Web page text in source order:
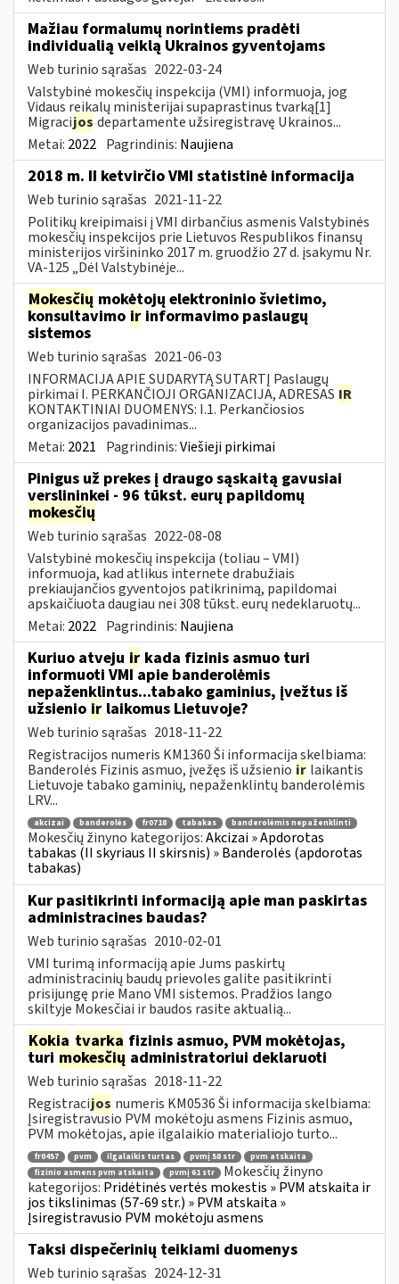
Mažiau formalumų norintiems pradėti
individualią veiklą Ukrainos gyventojams
Web turinio sąrašas 2022-03-24
Valstybinė mokesčių inspekcija (VMI) informuoja, jog
Vidaus reikalų ministerijai supaprastinus tvarką[1]
Migracijos departamente užsiregistravę Ukrainos...
Metai: 2022 Pagrindinis: Naujiena
2018 m. II ketvirčio VMI statistinė informacija
Web turinio sąrašas 2021-11-22
Politikų kreipimaisi į VMI dirbančius asmenis Valstybinės
mokesčių inspekcijos prie Lietuvos Respublikos finansų
ministerijos viršininko 2017 m. gruodžio 27 d. įsakymu Nr.
VA-125 „Dėl Valstybinėje...
Mokesčių mokėtojų elektroninio švietimo,
konsultavimo ir informavimo paslaugų
sistemos
Web turinio sąrašas 2021-06-03
INFORMACIJA APIE SUDARYTĄ SUTARTĮ Paslaugų
pirkimai I. PERKANČIOJI ORGANIZACIJA, ADRESAS IR
KONTAKTINIAI DUOMENYS: I.1. Perkančiosios
organizacijos pavadinimas...
Metai: 2021 Pagrindinis:Viešieji pirkimai
Pinigus už prekes į draugo sąskaitą gavusiai
verslininkei - 96 tūkst. eurų papildomų
mokesčių
Web turinio sąrašas 2022-08-08
Valstybinė mokesčių inspekcija (toliau – VMI)
informuoja, kad atlikus internete drabužiais
prekiaujančios gyventojos patikrinimą, papildomai
apskaičiuota daugiau nei 308 tūkst. eurų nedeklaruotų...
Metai: 2022 Pagrindinis: Naujiena
Kuriuo atveju ir kada fizinis asmuo turi
informuoti VMI apie banderolėmis
nepaženklintus...tabako gaminius, įvežtus iš
užsienio ir laikomus Lietuvoje?
Web turinio sąrašas 2018-11-22
Registracijos numeris KM1360 Ši informacija skelbiama:
Banderolės Fizinis asmuo, įvežęs iš užsienio ir laikantis
Lietuvoje tabako gaminių, nepaženklintų banderolėmis
LRV...
akcizai banderolės fr0718 tabakas banderolėmis nepaženklinti
Mokesčių žinyno kategorijos:Akcizai » Apdorotas
tabakas (II skyriaus II skirsnis) » Banderolės (apdorotas
tabakas)
Kur pasitikrinti informaciją apie man paskirtas
administracines baudas?
Web turinio sąrašas 2010-02-01
VMI turimą informaciją apie Jums paskirtų
administracinių baudų prievoles galite pasitikrinti
prisijungę prie Mano VMI sistemos. Pradžios lango
skiltyje Mokesčiai ir baudos rasite aktualią...
Kokia tvarka fizinis asmuo, PVM mokėtojas,
turimokesčių administratoriui deklaruoti
Web turinio sąrašas 2018-11-22
Registracijos numeris KM0536 Ši informacija skelbiama:
Įsiregistravusio PVM mokėtoju asmens Fizinis asmuo,
PVM mokėtojas, apie ilgalaikio materialiojo turto...
fr0457 pvm ilgalaikis turtas pvmį 58 str
pvm atskaita
fizinio asmens pvm atskaita
pvmį 61 str
Mokesčių žinyno
kategorijos: Pridėtinės vertės mokestis » PVM atskaita ir
jos tikslinimas (57-69 str.) » PVM atskaita »
Įsiregistravusio PVM mokėtoju asmens
Taksi dispečerinių teikiami duomenys
Web turinio sąrašas 2024-12-31